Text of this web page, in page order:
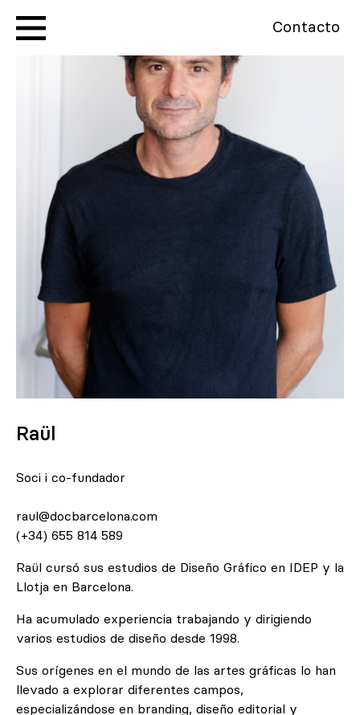
Contacto
Raül
Soci i co-fundador
raul@docbarcelona.com
(+34) 655 814 589
Raül cursó sus estudios de Diseño Gráfico en IDEP y la
Llotja en Barcelona.
Ha acumulado experiencia trabajando y dirigiendo
varios estudios de diseño desde 1998.
Sus orígenes en el mundo de las artes gráficas lo han
llevado a explorar diferentes campos,
especializándose en branding, diseño editorial y